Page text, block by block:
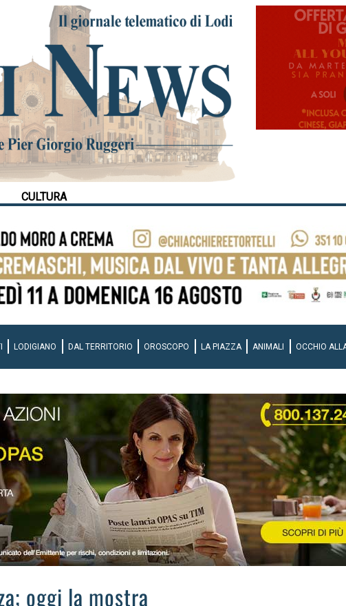
CULTURA
LODIGIANO DAL TERRITORIO OROSCOPO LA PIAZZA ANIMALI OCCHIO
oggi la mostra